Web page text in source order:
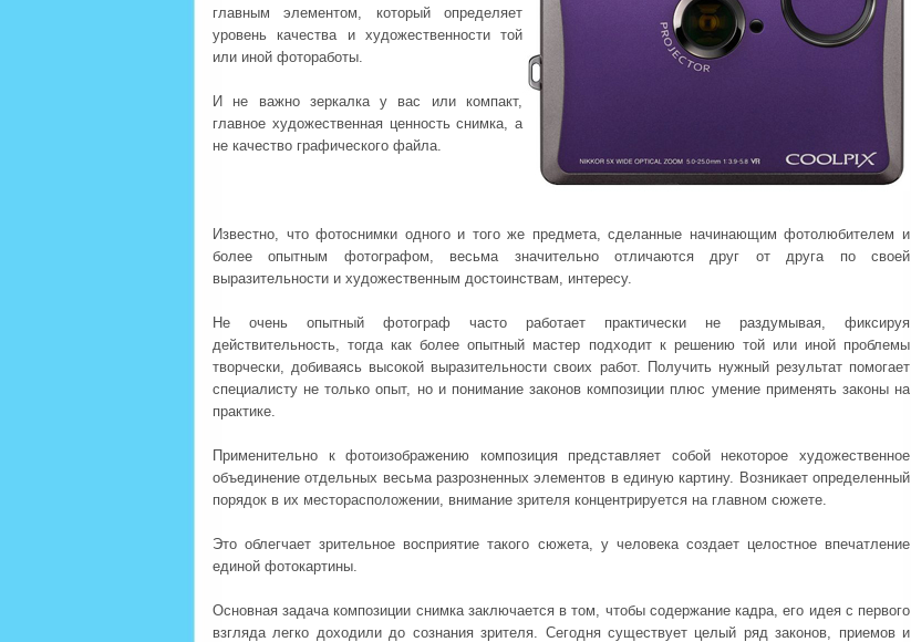
главным элементом, который определяет
уровень качества и художественности той
или иной фотоработы.
И не важно зеркалка у вас или компакт,
главное художественная ценность снимка, а
не качество графического файла.
Известно, что фотоснимки одного и того же предмета, сделанные начинающим фотолюбителем и
более опытным фотографом, весьма значительно отличаются друг от друга по своей
выразительности и художественным достоинствам, интересу.
Не очень опытный фотограф часто работает практически не раздумывая, фиксируя
действительность, тогда как более опытный мастер подходит к решению той или иной проблемы
творчески, добиваясь высокой выразительности своих работ. Получить нужный результат помогает
специалисту не только опыт, но и понимание законов композиции плюс умение применять законы на
практике.
Применительно к фотоизображению композиция представляет собой некоторое художественное
объединение отдельных весьма разрозненных элементов в единую картину. Возникает определенный
порядок в их месторасположении, внимание зрителя концентрируется на главном сюжете.
Это облегчает зрительное восприятие такого сюжета, у человека создает целостное впечатление
единой фотокартины.
Основная задача композиции снимка заключается в том, чтобы содержание кадра, его идея с первого
взгляда легко доходили до сознания зрителя. Сегодня существует целый ряд законов, приемов и